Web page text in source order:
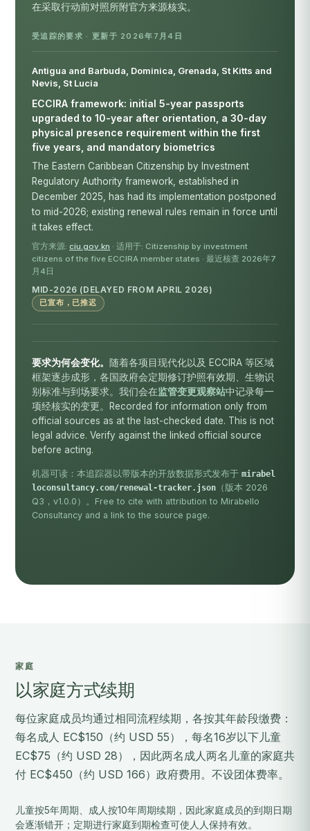
在采取行动前对照所附官方来源核实。
受追踪的要求 · 更新于 2026年7月4日
Antigua and Barbuda, Dominica, Grenada, St Kitts and
Nevis, St Lucia
ECCIRA framework: initial 5-year passports
upgraded to 10-year after orientation, a 30-day
physical presence requirement within the first
five years, and mandatory biometrics
The Eastern Caribbean Citizenship by Investment
Regulatory Authority framework, established in
December 2025, has had its implementation postponed
to mid-2026; existing renewal rules remain in force until
it takes effect.
官方来源: ciu.gov.kn · 适用于: Citizenship by investment
citizens of the five ECCIRA member states · 最近核查 2026年7
月4日
MID-2026 (DELAYED FROM APRIL 2026)
已宣布，已推迟
要求为何会变化。
随着各项目现代化以及 ECCIRA 等区域
框架逐步成形，各国政府会定期修订护照有效期、生物识
别标准与到场要求。我们会在监管变更观察站中记录每一
项经核实的变更。Recorded for information only from
official sources as at the last-checked date. This is not
legal advice. Verify against the linked official source
before acting.
机器可读：本追踪器以带版本的开放数据形式发布于 mirabel
loconsultancy.com/renewal-tracker.json （版本 2026
Q3，v1.0.0）。Free to cite with attribution to Mirabello
Consultancy and a link to the source page.
家庭
以家庭方式续期
每位家庭成员均通过相同流程续期，各按其年龄段缴费：
每名成人 EC$150（约 USD 55），每名16岁以下儿童
EC$75（约 USD 28），因此两名成人两名儿童的家庭共
付 EC$450（约 USD 166）政府费用。不设团体费率。
儿童按5年周期、成人按10年周期续期，因此家庭成员的到期日期
会逐渐错开；定期进行家庭到期检查可使人人保持有效。